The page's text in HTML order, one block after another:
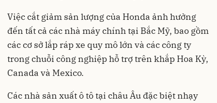
Việc cắt giảm sản lượng của Honda ảnh hưởng
đến tất cả các nhà máy chính tại Bắc Mỹ, bao gồm
các cơ sở lắp ráp xe quy mô lớn và các công ty
trong chuỗi công nghiệp hỗ trợ trên khắp Hoa Kỳ,
Canada và Mexico.
Các nhà sản xuất ô tô tại châu Âu đặc biệt nhạy